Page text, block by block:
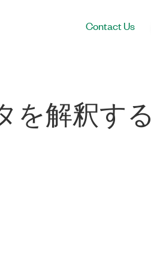
Contact Us
を解釈する